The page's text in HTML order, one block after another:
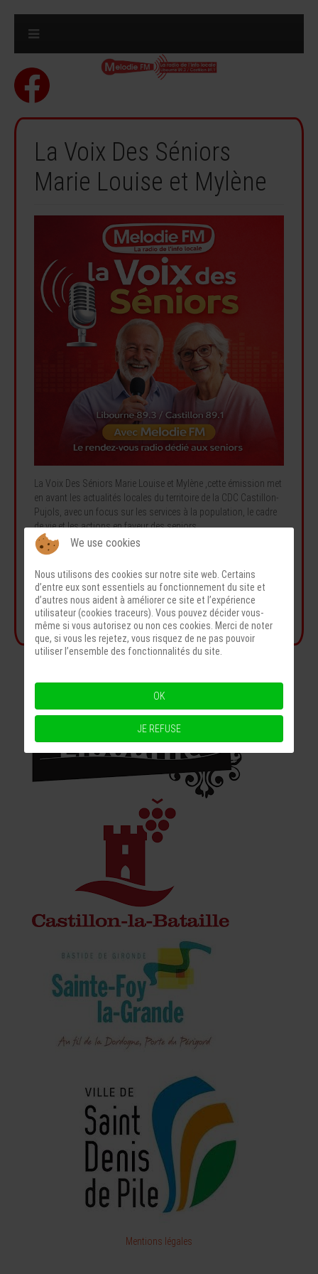
La Voix Des Séniors
Marie Louise et Mylène
La Voix Des Séniors Marie Louise et Mylène ,cette émission met
en avant les actualités locales du territoire de la CDC Castillon-
Pujols, avec un focus sur les services à la population, le cadre
de vie et les actions en faveur des seniors
00:00
Mentions légales
We use cookies
Nous utilisons des cookies sur notre site web. Certains
d’entre eux sont essentiels au fonctionnement du site et
d’autres nous aident à améliorer ce site et l’expérience
utilisateur (cookies traceurs). Vous pouvez décider vous-
même si vous autorisez ou non ces cookies. Merci de noter
que, si vous les rejetez, vous risquez de ne pas pouvoir
utiliser l’ensemble des fonctionnalités du site.
OK
JE REFUSE